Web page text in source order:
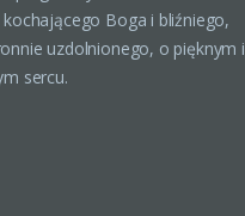
kochającego Boga i bliźniego,
uzdolnionego, o pięknym i
sercu.